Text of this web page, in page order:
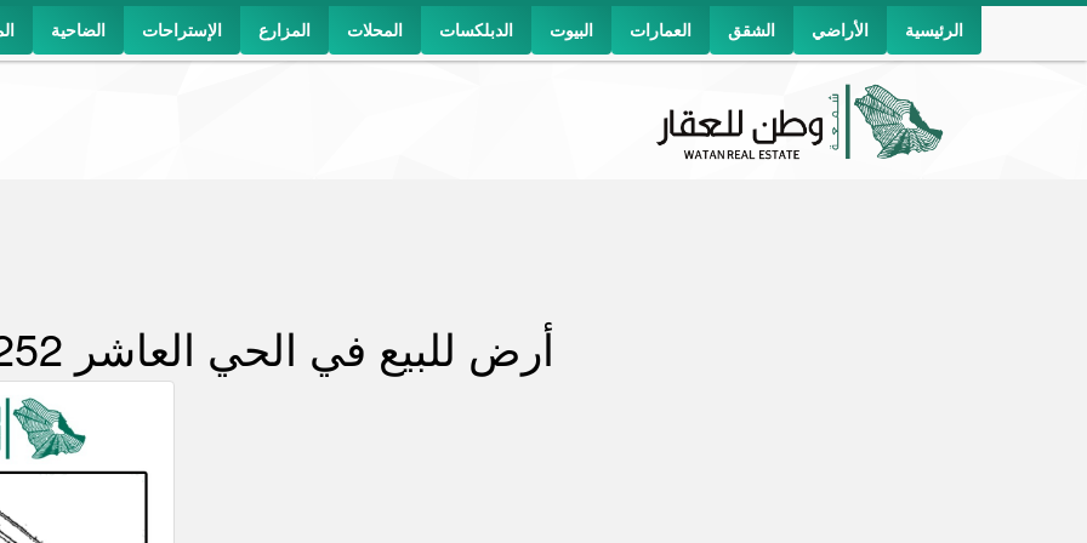
الضاحية الإستراحات المزارع المحلات الدبلكسات البيوت العمارات الشقق الأراضي الرئيسية
أرض للبيع في الحي العاشر 252